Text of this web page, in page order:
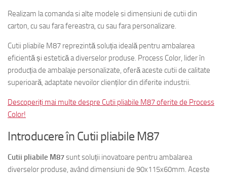
Realizam la comanda si alte modele si dimensiuni de cutii din
carton, cu sau fara fereastra, cu sau fara personalizare.
Cutii pliabile M87 reprezintă soluția ideală pentru ambalarea
eficientă și estetică a diverselor produse. Process Color, lider în
producția de ambalaje personalizate, oferă aceste cutii de calitate
superioară, adaptate nevoilor clienților din diferite industrii.
Descoperiți mai multe despre Cutii pliabile M87 oferite de Process
Color!
Introducere în Cutii pliabile M87
Cutii pliabile M87sunt soluții inovatoare pentru ambalarea
diverselor produse, având dimensiuni de 90x115x60mm. Aceste